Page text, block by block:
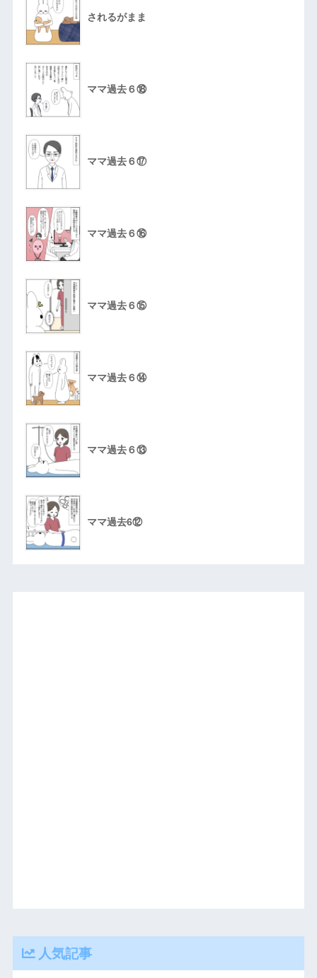
されるがまま
ママ過去６⑱
ママ過去６⑰
ママ過去６⑯
ママ過去６⑮
ママ過去６⑭
ママ過去６⑬
ママ過去6⑫
人気記事